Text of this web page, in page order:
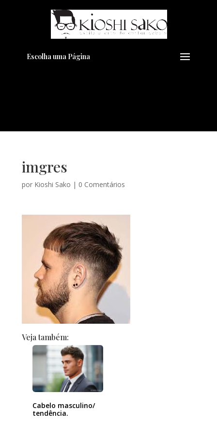
Escolha uma Página
imgres
por Kioshi Sako | 0 Comentários
Veja também:
Cabelo masculino/
tendência.
Pensando em transformar seu
Visual??